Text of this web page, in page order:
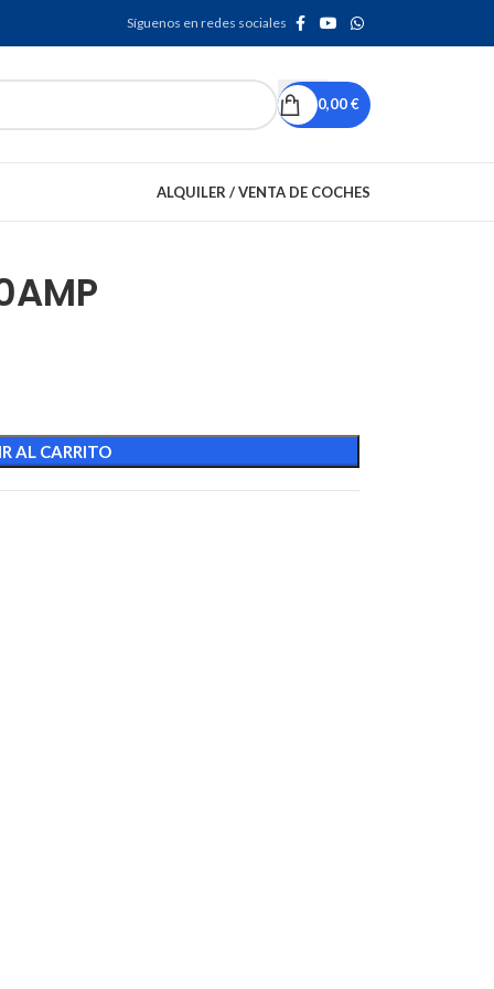
Síguenos en redes sociales
0,00€
ALQUILER / VENTA DE COCHES
AL CARRITO